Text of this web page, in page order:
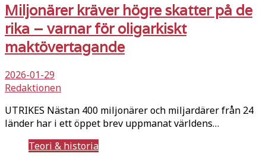
Miljonärer kräver högre skatter på de
rika – varnar för oligarkiskt
maktövertagande
2026-01-29
Redaktionen
UTRIKES Nästan 400 miljonärer och miljardärer från 24
länder har i ett öppet brev uppmanat världens…
Teori & historia